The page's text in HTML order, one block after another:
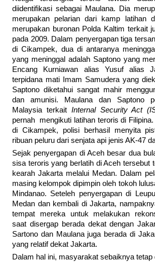
diidentifikasi sebagai Maulana. Dia
merupakan pelarian dari kamp latihan
merupakan buronan Polda Kaltim terkait
pada 2009. Dalam penyergapan tiga
di Cikampek, dua di antaranya
yang meninggal adalah Saptono yang
Encang Kurniawan alias Yusuf alias
terpidana mati Imam Samudera yang
Saptono diketahui sangat mahir
dan amunisi. Maulana dan Saptono
Malaysia terkait Internal Security Act
pernah mengikuti latihan teroris di
di Cikampek, polisi berhasil menyita
ribuan peluru dari senjata api jenis AK-47
Sejak penyergapan di Aceh besar dua
sisa teroris yang berlatih di Aceh tersebut
kearah Jakarta melalui Medan. Dalam
masing kelompok dipimpin oleh tokoh
Mindanao. Seteleh penyergapan di
Medan dan kembali di Jakarta,
tempat mereka untuk melakukan
saat disergap berada dekat dengan
Sartono dan Maulana juga berada di
yang relatif dekat Jakarta.
Dalam hal ini, masyarakat sebaiknya